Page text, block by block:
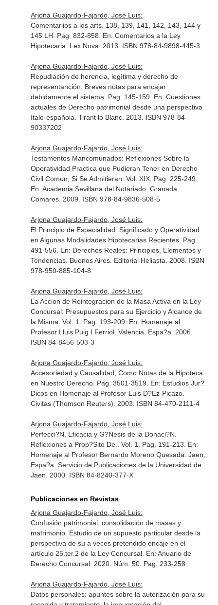
Arjona Guajardo-Fajardo, José Luis:
Comentariios a los arts. 138, 139, 141, 142, 143, 144 y
145 LH. Pag. 832-858. En: Comentarios a la Ley
Hipotecaria . Lex Nova. 2013. ISBN 978-84-9898-445-3
Arjona Guajardo-Fajardo, José Luis:
Repudiación de herencia, legítima y derecho de
representanción. Breves notas para encajar
debidamente el sistema. Pag. 145-159. En: Cuestiones
actuales de Derecho patrimonial desde una perspectiva
ítalo-española . Tirant lo Blanc. 2013. ISBN 978-84-
90337202
Arjona Guajardo-Fajardo, José Luis:
Testamentos Mancomunados: Reflexiones Sobre la
Operatividad Practica que Pudieran Tener en Derecho
Civil Comun, Si Se Admitieran. Vol. XIX. Pag. 225-249.
En: Academia Sevillana del Notariado. Granada.
Comares. 2009. ISBN 978-84-9836-508-5
Arjona Guajardo-Fajardo, José Luis:
El Principio de Especialidad: Significado y Operatividad
en Algunas Modalidades Hipotecarias Recientes. Pag.
491-556. En: Derechos Reales: Principios, Elementos y
Tendencias. Buenos Aires. Editorial Heliasta. 2008. ISBN
978-950-885-104-8
Arjona Guajardo-Fajardo, José Luis:
La Accion de Reintegracion de la Masa Activa en la Ley
Concursal: Presupuestos para su Ejercicio y Alcance de
la Misma. Vol. 1. Pag. 193-209. En: Homenaje al
Profesor Lluis Puig I Ferriol. Valencia, Espa?a. 2006.
ISBN 84-8456-503-3
Arjona Guajardo-Fajardo, José Luis:
Accesoriedad y Causalidad, Como Notas de la Hipoteca
en Nuestro Derecho. Pag. 3501-3519. En: Estudios Jur?
Dicos en Homenaje al Profesor Luis D?Ez-Picazo.
Civitas (Thomson Reuters). 2003. ISBN 84-470-2111-4
Arjona Guajardo-Fajardo, José Luis:
Perfecci?N, Eficacia y G?Nesis de la Donaci?N.
Reflexiones a Prop?Sito De.. Vol. 1. Pag. 191-213. En:
Homenaje al Profesor Bernardo Moreno Quesada . Jaen,
Espa?a. Servicio de Publicaciones de la Universidad de
Jaen. 2000. ISBN 84-8240-377-X
Publicaciones en Revistas
Arjona Guajardo-Fajardo, José Luis:
Confusión patrimonial, consolidación de masas y
matrimonio. Estudio de un supuesto particular desde la
perspectiva de su a veces pretendido encaje en el
artículo 25.ter.2 de la Ley Concursal. En: Anuario de
Derecho Concursal. 2020. Núm. 50. Pag. 233-258
Arjona Guajardo-Fajardo, José Luis:
Datos personales: apuntes sobre la autorización para su